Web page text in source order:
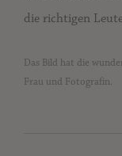
die richtigen
Das Bild hat die
Frau und Fotografin.